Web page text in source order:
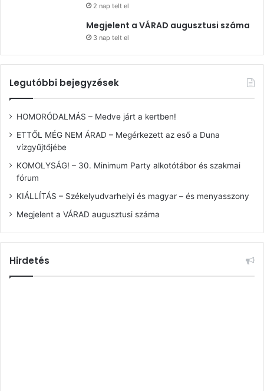
2 nap telt el
Megjelent a VÁRAD augusztusi száma
3 nap telt el
Legutóbbi bejegyzések
HOMORÓDALMÁS – Medve járt a kertben!
ETTŐL MÉG NEM ÁRAD – Megérkezett az eső a Duna
vízgyűjtőjébe
KOMOLYSÁG! – 30. Minimum Party alkotótábor és szakmai
fórum
KIÁLLÍTÁS – Székelyudvarhelyi és magyar – és menyasszony
Megjelent a VÁRAD augusztusi száma
Hirdetés